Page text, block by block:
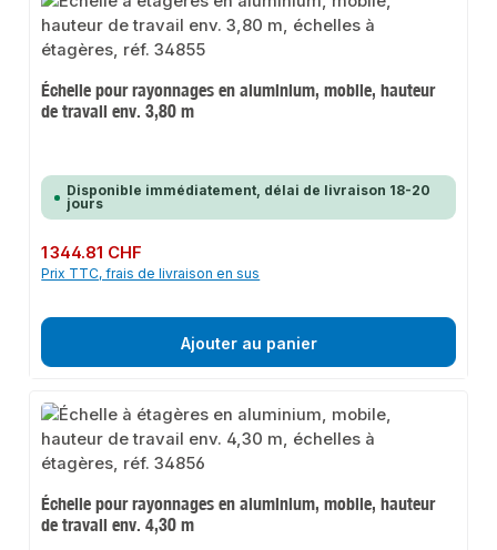
Échelle pour rayonnages en aluminium, mobile, hauteur
de travail env. 3,80 m
Disponible immédiatement, délai de livraison 18-20
jours
Prix régulier :
1 344.81 CHF
Prix TTC, frais de livraison en sus
Ajouter au panier
Échelle pour rayonnages en aluminium, mobile, hauteur
de travail env. 4,30 m